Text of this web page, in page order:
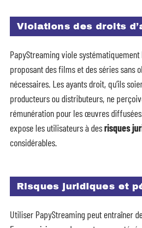
Violations des droits
PapyStreaming viole systématiquement
proposant des films et des séries sans
nécessaires. Les ayants droit, qu’ils
producteurs ou distributeurs, ne
rémunération pour les œuvres
expose les utilisateurs à desrisques
considérables.
Risques juridiques et
Utiliser PapyStreaming peut entraîner